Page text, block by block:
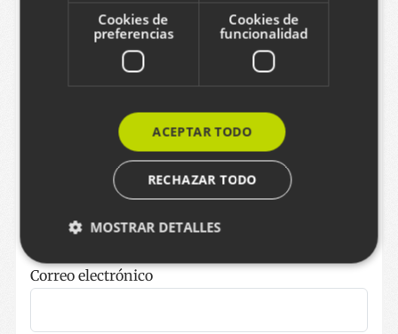
Puede agregar un comentario llenando el
siguiente formulario. Formato de texto plano. Las
direcciones web y de correo electrónico se
transforman en vínculos. Comentarios están
Correo electrónico
Cookies de
preferencias
Cookies de
funcionalidad
ACEPTAR TODO
RECHAZAR TODO
MOSTRAR DETALLES